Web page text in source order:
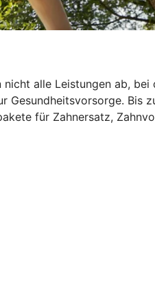
alle Leistungen ab, bei
Gesundheitsvorsorge. Bis
für Zahnersatz,